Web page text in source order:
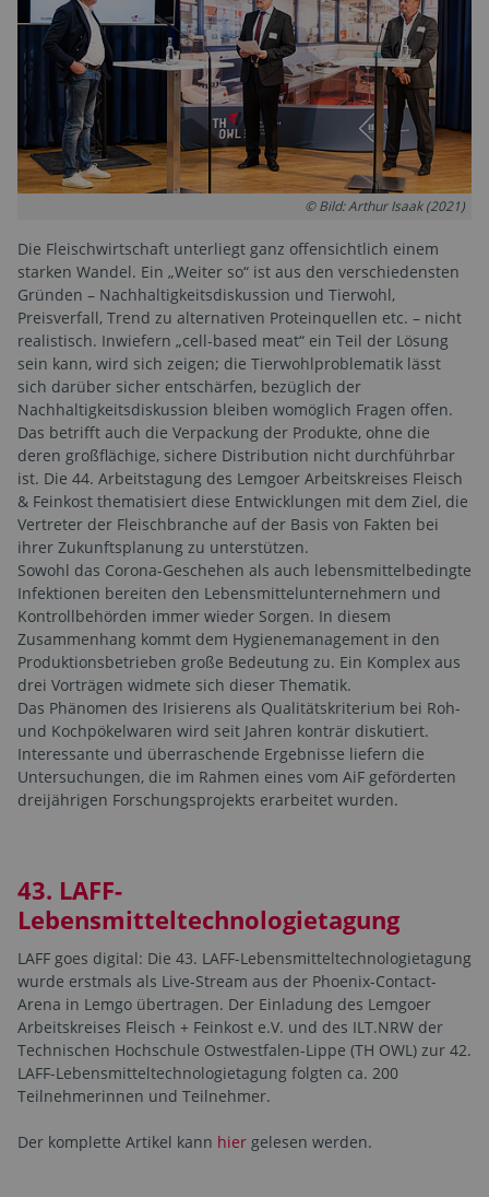
© Bild: Arthur Isaak (2021)
Die Fleischwirtschaft unterliegt ganz offensichtlich einem
starken Wandel. Ein „Weiter so“ ist aus den verschiedensten
Gründen – Nachhaltigkeitsdiskussion und Tierwohl,
Preisverfall, Trend zu alternativen Proteinquellen etc. – nicht
realistisch. Inwiefern „cell-based meat“ ein Teil der Lösung
sein kann, wird sich zeigen; die Tierwohlproblematik lässt
sich darüber sicher entschärfen, bezüglich der
Nachhaltigkeitsdiskussion bleiben womöglich Fragen offen.
Das betrifft auch die Verpackung der Produkte, ohne die
deren großflächige, sichere Distribution nicht durchführbar
ist. Die 44. Arbeitstagung des Lemgoer Arbeitskreises Fleisch
& Feinkost thematisiert diese Entwicklungen mit dem Ziel, die
Vertreter der Fleischbranche auf der Basis von Fakten bei
ihrer Zukunftsplanung zu unterstützen.
Sowohl das Corona-Geschehen als auch lebensmittelbedingte
Infektionen bereiten den Lebensmittelunternehmern und
Kontrollbehörden immer wieder Sorgen. In diesem
Zusammenhang kommt dem Hygienemanagement in den
Produktionsbetrieben große Bedeutung zu. Ein Komplex aus
drei Vorträgen widmete sich dieser Thematik.
Das Phänomen des Irisierens als Qualitätskriterium bei Roh-
und Kochpökelwaren wird seit Jahren konträr diskutiert.
Interessante und überraschende Ergebnisse liefern die
Untersuchungen, die im Rahmen eines vom AiF geförderten
dreijährigen Forschungsprojekts erarbeitet wurden.
43. LAFF-
Lebensmitteltechnologietagung
LAFF goes digital: Die 43. LAFF-Lebensmitteltechnologietagung
wurde erstmals als Live-Stream aus der Phoenix-Contact-
Arena in Lemgo übertragen. Der Einladung des Lemgoer
Arbeitskreises Fleisch + Feinkost e.V. und des ILT.NRW der
Technischen Hochschule Ostwestfalen-Lippe (TH OWL) zur 42.
LAFF-Lebensmitteltechnologietagung folgten ca. 200
Teilnehmerinnen und Teilnehmer.
Der komplette Artikel kann hier gelesen werden.